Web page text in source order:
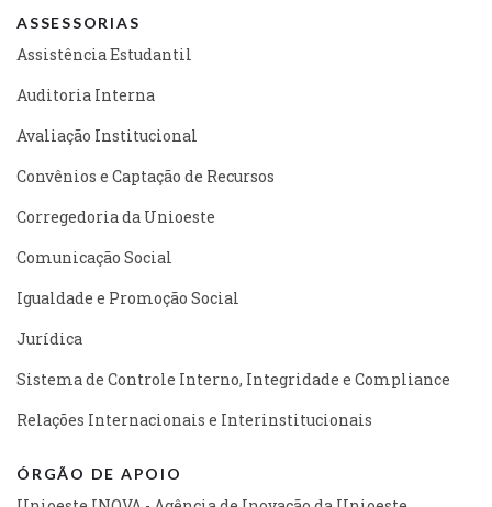
ASSESSORIAS
Assistência Estudantil
Auditoria Interna
Avaliação Institucional
Convênios e Captação de Recursos
Corregedoria da Unioeste
Comunicação Social
Igualdade e Promoção Social
Jurídica
Sistema de Controle Interno, Integridade e Compliance
Relações Internacionais e Interinstitucionais
ÓRGÃO DE APOIO